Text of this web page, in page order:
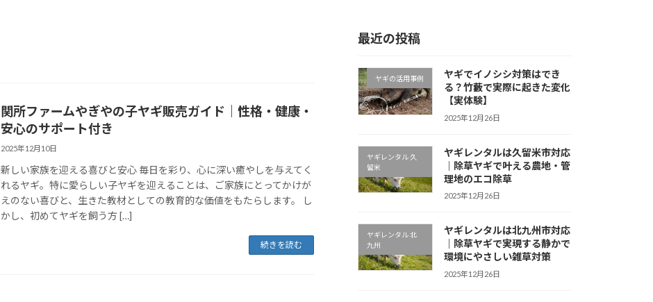
関所ファームやぎやの子ヤギ販売ガイド｜性格・健康・
安心のサポート付き
2025年12月10日
新しい家族を迎える喜びと安心 毎日を彩り、心に深い癒やしを与えてく
れるヤギ。特に愛らしい子ヤギを迎えることは、ご家族にとってかけが
えのない喜びと、生きた教材としての教育的な価値をもたらします。 し
かし、初めてヤギを飼う方 […]
続きを読む
最近の投稿
ヤギの活用事例
ヤギでイノシシ対策はでき
る？竹藪で実際に起きた変化
【実体験】
2025年12月26日
ヤギレンタル 久
留米
ヤギレンタルは久留米市対応
｜除草ヤギで叶える農地・管
理地のエコ除草
2025年12月26日
ヤギレンタル 北
九州
ヤギレンタルは北九州市対応
｜除草ヤギで実現する静かで
環境にやさしい雑草対策
2025年12月26日